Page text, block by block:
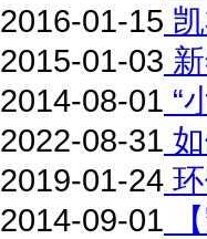
2016-01-15
2015-01-03
2014-08-01 “
2022-08-31
2019-01-24
2014-09-01